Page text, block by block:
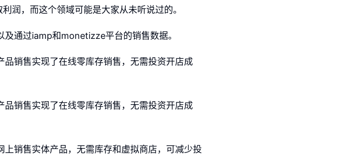
润，而这个领域可能是大家从未听说过的。
通过iamp和monetizze平台的销售数据。
销售实现了在线零库存销售，无需投资开店成
销售实现了在线零库存销售，无需投资开店成
销售实体产品，无需库存和虚拟商店，可减少投